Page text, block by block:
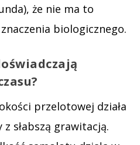
że nie ma to
biologicznego.
przelotowej działa
słabszą grawitacją.